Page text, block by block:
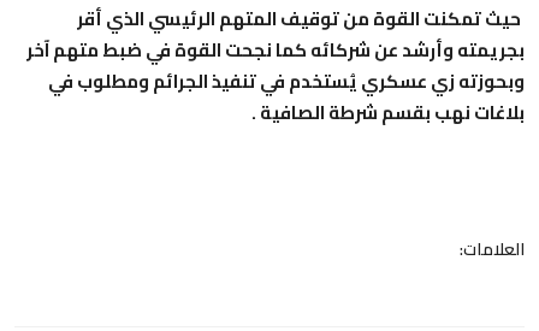
حيث تمكنت القوة من توقيف المتهم الرئيسي الذي أقر
بجريمته وأرشد عن شركائه كما نجحت القوة في ضبط متهم آخر
وبحوزته زي عسكري يُستخدم في تنفيذ الجرائم ومطلوب في
بلاغات نهب بقسم شرطة الصافية .
العلامات: